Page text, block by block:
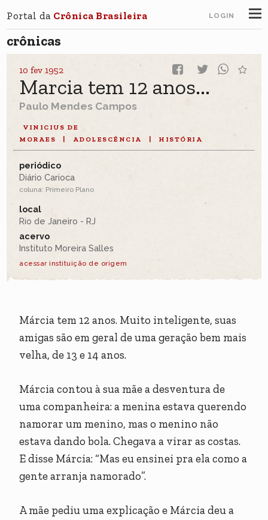
Portal da Crônica Brasileira LOGIN
crônicas
10 fev 1952
Marcia tem 12 anos...
Paulo Mendes Campos
VINICIUS DE
MORAES
ADOLESCÊNCIA HISTÓRIA
periódico
Diário Carioca
coluna: Primeiro Plano
local
Rio de Janeiro - RJ
acervo
Instituto Moreira Salles
acessar instituição de origem
Márcia tem 12 anos. Muito inteligente, suas
amigas são em geral de uma geração bem mais
velha, de 13 e 14 anos.
Márcia contou à sua mãe a desventura de
uma companheira: a menina estava querendo
namorar um menino, mas o menino não
estava dando bola. Chegava a virar as costas.
E disse Márcia: “Mas eu ensinei pra ela como a
gente arranja namorado”.
A mãe pediu uma explicação e Márcia deu a